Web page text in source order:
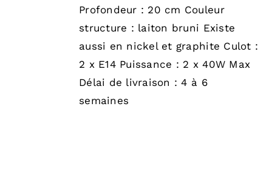
Profondeur : 20 cm Couleur
structure : laiton bruni Existe
aussi en nickel et graphite Culot :
2 x E14 Puissance : 2 x 40W Max
Délai de livraison : 4 à 6
semaines